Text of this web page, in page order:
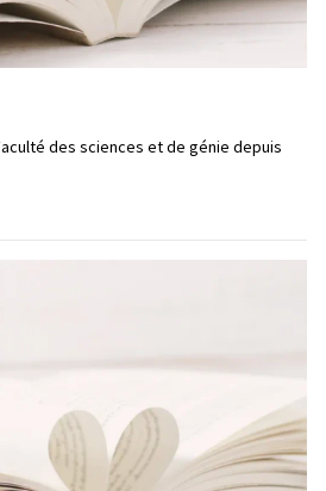
des sciences et de génie depuis